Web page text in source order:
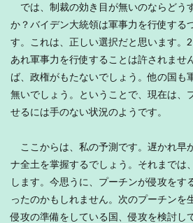
では、制裁の効き目が無いのならどう
か？バイデン大統領は軍事力を行使する
す。これは、正しい選択だと思います。
あれ軍事力を行使することは許されませ
ば、政権がもたないでしょう。他の国も
無いでしょう。ということで、現在は、
せるには手のない状況のようです。
ここからは、私の予測です。遅かれ早
ナ全土を掌握するでしょう。それまでは
します。今思うに、プーチンが侵攻をす
ったのかもしれません。次のプーチンを
侵攻の準備をしている国、侵攻を検討し